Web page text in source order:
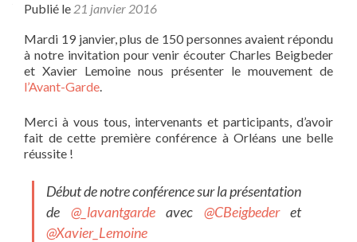
Publié le 21 janvier 2016
Mardi 19 janvier, plus de 150 personnes avaient répondu
à notre invitation pour venir écouter Charles Beigbeder
et Xavier Lemoine nous présenter le mouvement de
l’Avant-Garde.
Merci à vous tous, intervenants et participants, d’avoir
fait de cette première conférence à Orléans une belle
réussite !
Début de notre conférence sur la présentation
de @_lavantgardeavec @CBeigbederet
@Xavier_Lemoine